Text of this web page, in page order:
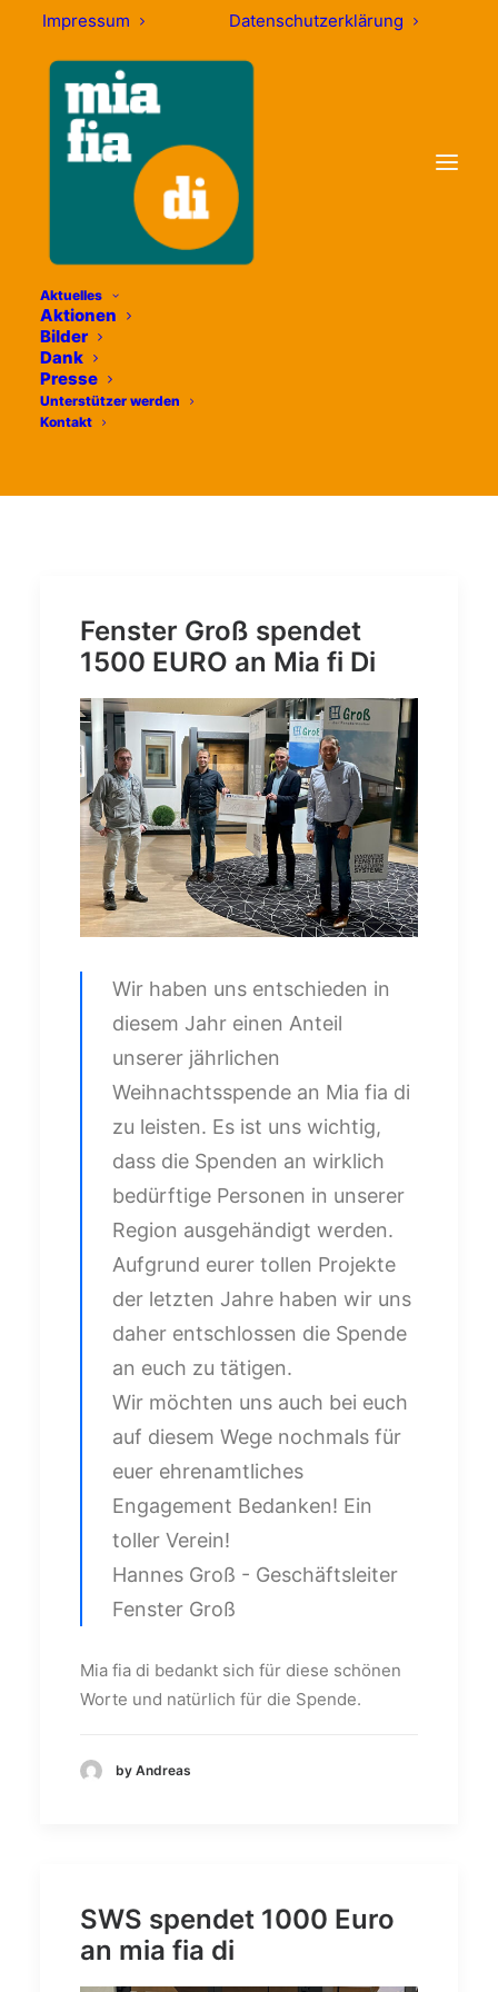
Impressum Datenschutzerklärung
Aktuelles
Aktionen
Bilder
Dank
Presse
Unterstützer werden
Kontakt
Month: November
2020
Fenster Groß spendet
1500 EURO an Mia fi Di
Wir haben uns entschieden in
diesem Jahr einen Anteil
unserer jährlichen
Weihnachtsspende an Mia fia di
zu leisten. Es ist uns wichtig,
dass die Spenden an wirklich
bedürftige Personen in unserer
Region ausgehändigt werden.
Aufgrund eurer tollen Projekte
der letzten Jahre haben wir uns
daher entschlossen die Spende
an euch zu tätigen.
Wir möchten uns auch bei euch
auf diesem Wege nochmals für
euer ehrenamtliches
Engagement Bedanken! Ein
toller Verein!
Hannes Groß - Geschäftsleiter
Fenster Groß
Mia fia di bedankt sich für diese schönen
Worte und natürlich für die Spende.
by Andreas
SWS spendet 1000 Euro
an mia fia di